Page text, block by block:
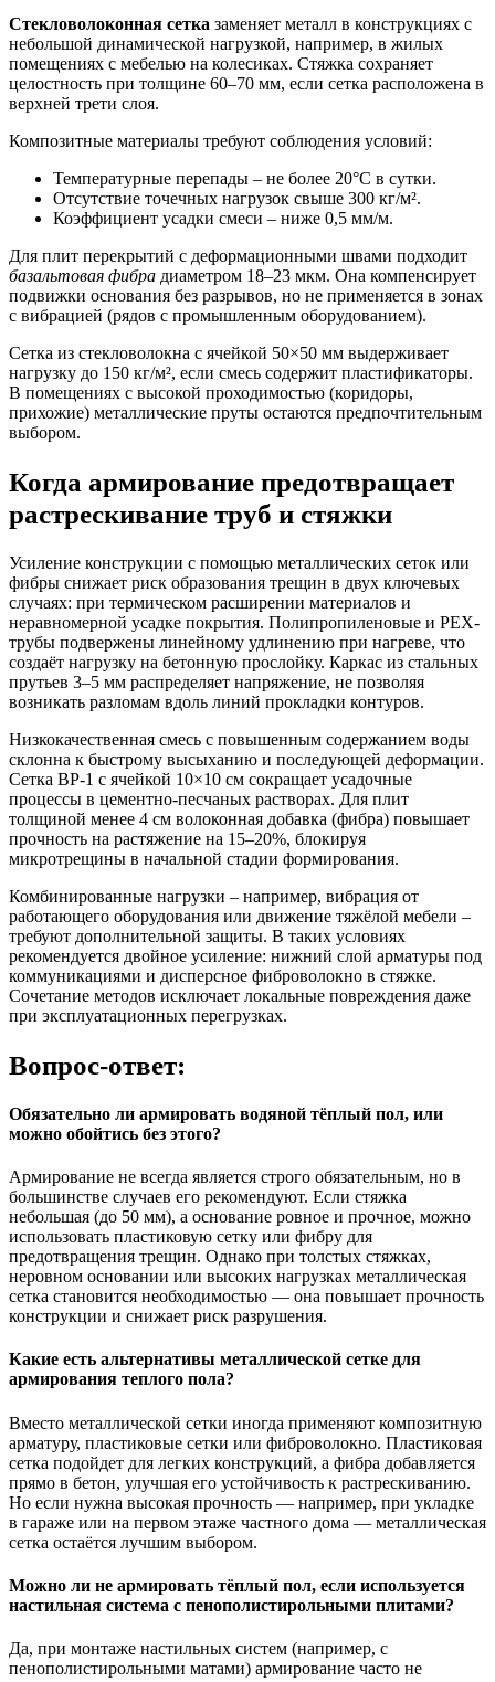
Стекловолоконная сетка заменяет металл в конструкциях с
небольшой динамической нагрузкой, например, в жилых
помещениях с мебелью на колесиках. Стяжка сохраняет
целостность при толщине 60–70 мм, если сетка расположена в
верхней трети слоя.
Композитные материалы требуют соблюдения условий:
Температурные перепады – не более 20°C в сутки.
Отсутствие точечных нагрузок свыше 300 кг/м².
Коэффициент усадки смеси – ниже 0,5 мм/м.
Для плит перекрытий с деформационными швами подходит
базальтовая фибра диаметром 18–23 мкм. Она компенсирует
подвижки основания без разрывов, но не применяется в зонах
с вибрацией (рядов с промышленным оборудованием).
Сетка из стекловолокна с ячейкой 50×50 мм выдерживает
нагрузку до 150 кг/м², если смесь содержит пластификаторы.
В помещениях с высокой проходимостью (коридоры,
прихожие) металлические пруты остаются предпочтительным
выбором.
Когда армирование предотвращает
растрескивание труб и стяжки
Усиление конструкции с помощью металлических сеток или
фибры снижает риск образования трещин в двух ключевых
случаях: при термическом расширении материалов и
неравномерной усадке покрытия. Полипропиленовые и PEX-
трубы подвержены линейному удлинению при нагреве, что
создаёт нагрузку на бетонную прослойку. Каркас из стальных
прутьев 3–5 мм распределяет напряжение, не позволяя
возникать разломам вдоль линий прокладки контуров.
Низкокачественная смесь с повышенным содержанием воды
склонна к быстрому высыханию и последующей деформации.
Сетка ВР-1 с ячейкой 10×10 см сокращает усадочные
процессы в цементно-песчаных растворах. Для плит
толщиной менее 4 см волоконная добавка (фибра) повышает
прочность на растяжение на 15–20%, блокируя
микротрещины в начальной стадии формирования.
Комбинированные нагрузки – например, вибрация от
работающего оборудования или движение тяжёлой мебели –
требуют дополнительной защиты. В таких условиях
рекомендуется двойное усиление: нижний слой арматуры под
коммуникациями и дисперсное фиброволокно в стяжке.
Сочетание методов исключает локальные повреждения даже
при эксплуатационных перегрузках.
Вопрос-ответ:
Обязательно ли армировать водяной тёплый пол, или
можно обойтись без этого?
Армирование не всегда является строго обязательным, но в
большинстве случаев его рекомендуют. Если стяжка
небольшая (до 50 мм), а основание ровное и прочное, можно
использовать пластиковую сетку или фибру для
предотвращения трещин. Однако при толстых стяжках,
неровном основании или высоких нагрузках металлическая
сетка становится необходимостью — она повышает прочность
конструкции и снижает риск разрушения.
Какие есть альтернативы металлической сетке для
армирования теплого пола?
Вместо металлической сетки иногда применяют композитную
арматуру, пластиковые сетки или фиброволокно. Пластиковая
сетка подойдет для легких конструкций, а фибра добавляется
прямо в бетон, улучшая его устойчивость к растрескиванию.
Но если нужна высокая прочность — например, при укладке
в гараже или на первом этаже частного дома — металлическая
сетка остаётся лучшим выбором.
Можно ли не армировать тёплый пол, если используется
настильная система с пенополистирольными плитами?
Да, при монтаже настильных систем (например, с
пенополистирольными матами) армирование часто не